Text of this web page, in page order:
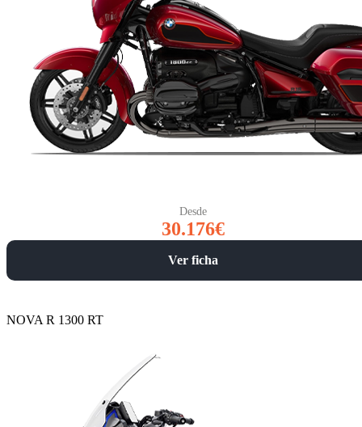
Desde
30.176€
Ver ficha
NOVA R 1300 RT